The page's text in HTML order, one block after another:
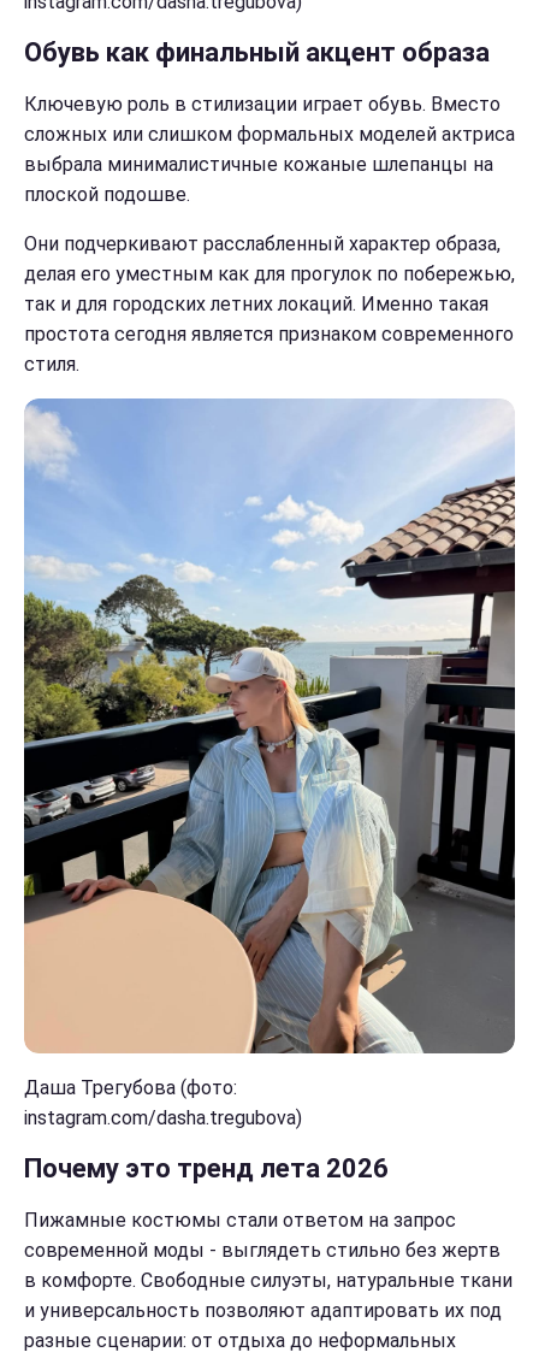
Обувь как финальный акцент образа
Ключевую роль в стилизации играет обувь. Вместо
сложных или слишком формальных моделей актриса
выбрала минималистичные кожаные шлепанцы на
плоской подошве.
Они подчеркивают расслабленный характер образа,
делая его уместным как для прогулок по побережью,
так и для городских летних локаций. Именно такая
простота сегодня является признаком современного
стиля.
Даша Трегубова (фото:
instagram.com/dasha.tregubova)
Почему это тренд лета 2026
Пижамные костюмы стали ответом на запрос
современной моды - выглядеть стильно без жертв
в комфорте. Свободные силуэты, натуральные ткани
и универсальность позволяют адаптировать их под
разные сценарии: от отдыха до неформальных